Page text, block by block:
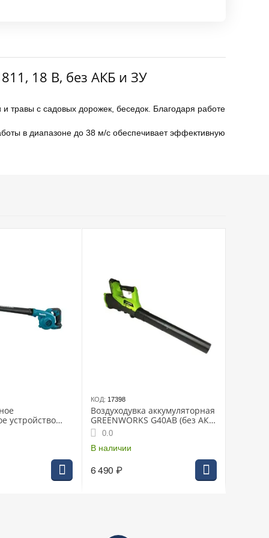
18 В, без АКБ и ЗУ
травы с садовых дорожек, беседок. Благодаря работе
в диапазоне до 38 м/с обеспечивает эффективную
устройство
LXT BL 18В,
КОД: 17398
Воздуходувка аккумуляторная
GREENWORKS G40AB (без АКК.
и ЗУ)
0.0
В наличии
6 490 ₽